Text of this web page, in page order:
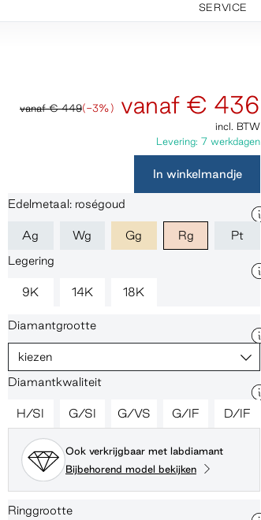
SERVICE
vanaf€ 449(-3%) vanaf € 436
incl. BTW
Levering: 7 werkdagen
In winkelmandje
Edelmetaal: roségoud
Ag Wg Gg Rg
Pt
Legering
9K 14K 18K
Diamantgrootte
kiezen
Diamantkwaliteit
H/SI G/SI G/VS G/IF D/IF
Ook verkrijgbaar met labdiamant
Bijbehorend model bekijken
Ringgrootte